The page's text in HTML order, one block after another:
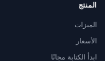
المنتج
الميزات
الأسعار
ابدأ الكتابة مجانًا